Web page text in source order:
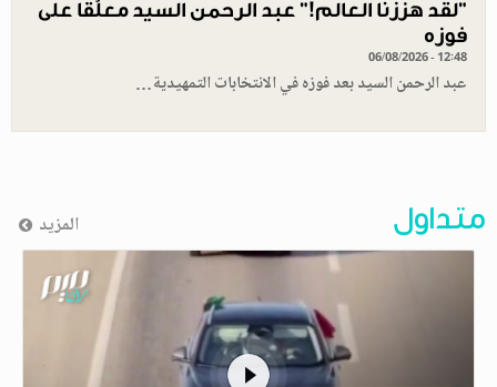
”لقد هززنا العالم!” عبد الرحمن السيد معلّقا على
فوزه
06/08/2026 - 12:48
عبد الرحمن السيد بعد فوزه في الانتخابات التمهيدية…
متداول المزيد